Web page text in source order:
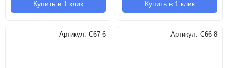
Купить в 1 клик Купить в 1 клик
Артикул: C67-6 Артикул: C66-8